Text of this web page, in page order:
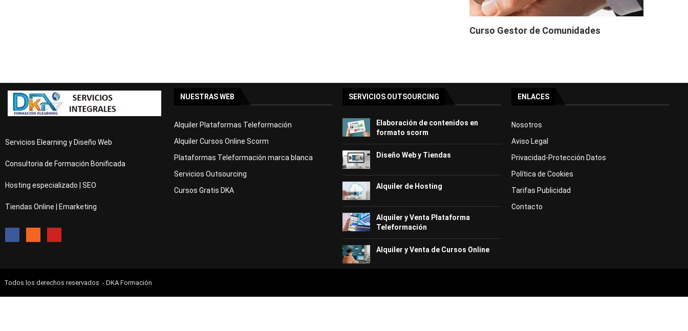
Curso Gestor de Comunidades
Servicios Elearning y Diseño Web
Consultoria de Formación Bonificada
Hosting especializado | SEO
Tiendas Online | Emarketing
NUESTRAS WEB
Alquiler Plataformas Teleformación
Alquiler Cursos Online Scorm
Plataformas Teleformación marca blanca
Servicios Outsourcing
Cursos Gratis DKA
SERVICIOS OUTSOURCING
Elaboración de contenidos en
formato scorm
Diseño Web y Tiendas
Alquiler de Hosting
Alquiler y Venta Plataforma
Teleformación
Alquiler y Venta de Cursos Online
ENLACES
Nosotros
Aviso Legal
Privacidad-Protección Datos
Política de Cookies
Tarifas Publicidad
Contacto
Todos los derechos reservados .- DKA Formación